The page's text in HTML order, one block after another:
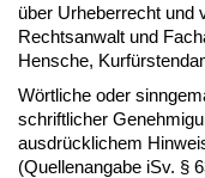
über Urheberrecht und
Rechtsanwalt und
Hensche,
Wörtliche oder
schriftlicher
ausdrücklichem
(Quellenangabe iSv. §